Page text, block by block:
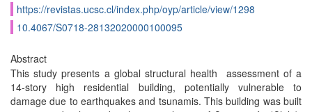
https://revistas.ucsc.cl/index.php/oyp/article/view/1298
10.4067/S0718-28132020000100095
Abstract
This study presents a global structural health assessment of a
14-story high residential building, potentially vulnerable to
damage due to earthquakes and tsunamis. This building was built